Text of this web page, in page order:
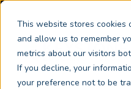
This website stores cookies
and allow us to remember
metrics about our visitors
If you decline, your
your preference not to be